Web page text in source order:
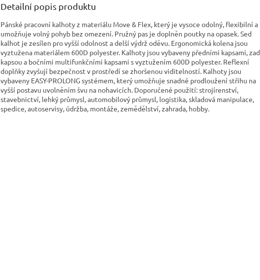
Detailní popis produktu
Pánské pracovní kalhoty z materiálu Move & Flex, který je vysoce odolný, flexibilní a
umožňuje volný pohyb bez omezení. Pružný pas je doplněn poutky na opasek. Sed
kalhot je zesílen pro vyšší odolnost a delší výdrž oděvu. Ergonomická kolena jsou
vyztužena materiálem 600D polyester. Kalhoty jsou vybaveny předními kapsami,
kapsou a bočními multifunkčními kapsami s vyztužením 600D polyester. Reflexní
doplňky zvyšují bezpečnost v prostředí se zhoršenou viditelností. Kalhoty jsou
vybaveny EASY-PROLONG systémem, který umožňuje snadné prodloužení střihu na
vyšší postavu uvolněním švu na nohavicích. Doporučené použití: strojírenství,
stavebnictví, lehký průmysl, automobilový průmysl, logistika, skladová manipulace,
spedice, autoservisy, údržba, montáže, zemědělství, zahrada, hobby.